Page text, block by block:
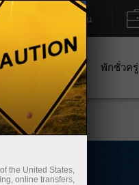
ฝาก/ถอน
แคมเปญ พักชั่วครู่
the United States,
online transfers,